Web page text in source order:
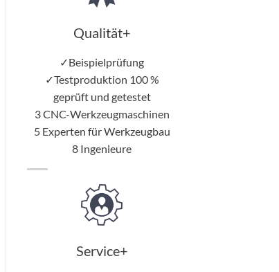
Qualität+
✓Beispielprüfung
✓Testproduktion 100 %
geprüft und getestet
3 CNC-Werkzeugmaschinen
5 Experten für Werkzeugbau
8 Ingenieure
Service+